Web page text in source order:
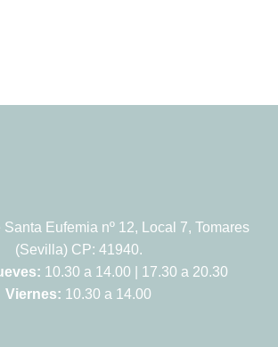
Eufemia nº 12, Local 7, Tomares
(Sevilla) CP: 41940.
10.30 a 14.00 | 17.30 a 20.30
Viernes: 10.30 a 14.00